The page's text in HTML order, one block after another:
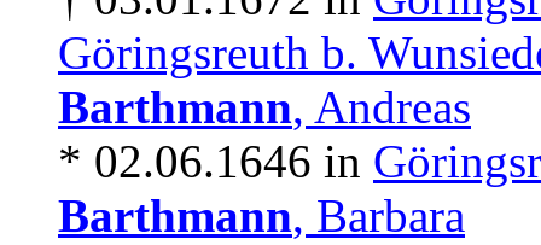
Göringsreuth b.
Barthmann, Andreas
* 02.06.1646 in
Barthmann, Barbara